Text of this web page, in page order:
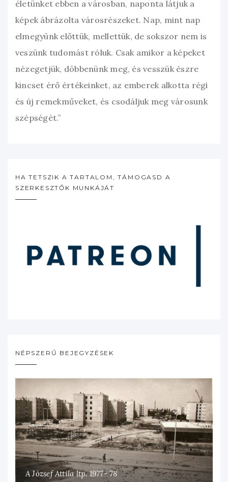
életünket ebben a városban, naponta látjuk a
képek ábrázolta városrészeket. Nap, mint nap
elmegyünk előttük, mellettük, de sokszor nem is
veszünk tudomást róluk. Csak amikor a képeket
nézegetjük, döbbenünk meg, és vesszük észre
kincset érő értékeinket, az emberek alkotta régi
és új remekműveket, és csodáljuk meg városunk
szépségét.”
HA TETSZIK A TARTALOM, TÁMOGASD A
SZERKESZTŐK MUNKÁJÁT
NÉPSZERŰ BEJEGYZÉSEK
A József Attila ltp. 1977- 78